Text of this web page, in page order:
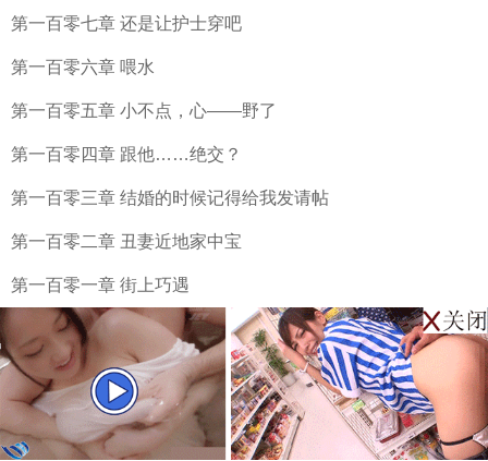
第一百零七章 还是让护士穿吧
第一百零六章 喂水
第一百零五章 小不点，心——野了
第一百零四章 跟他……绝交？
第一百零三章 结婚的时候记得给我发请帖
第一百零二章 丑妻近地家中宝
第一百零一章 街上巧遇